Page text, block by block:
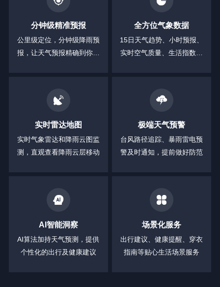
分钟级精准预报
公里级定位，分钟级降雨预
报，让天气预报精确到你身
全方位气象数据
15日天气趋势、小时预报、
实时空气质量、生活指数等
实时雷达地图
实时气象雷达和降雨云图监
测，直观查看降雨云层移动
极端天气预警
台风路径追踪、暴雨雷电预
警及时通知，提前做好防范
AI智能洞察
AI算法加持天气预测，提供
个性化的出行及健康建议
场景化服务
出行建议、健康提醒、穿衣
指南等贴心生活场景服务